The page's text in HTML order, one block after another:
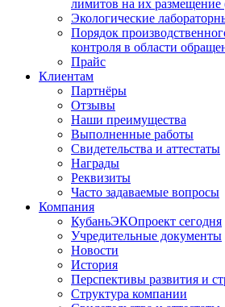
лимитов на их
Экологические
Порядок
контроля в области
Прайс
Клиентам
Партнёры
Отзывы
Наши преимущества
Выполненные работы
Свидетельства и аттестаты
Награды
Реквизиты
Часто задаваемые вопросы
Компания
КубаньЭКОпроект сегодня
Учредительные документы
Новости
История
Перспективы развития и
Структура компании